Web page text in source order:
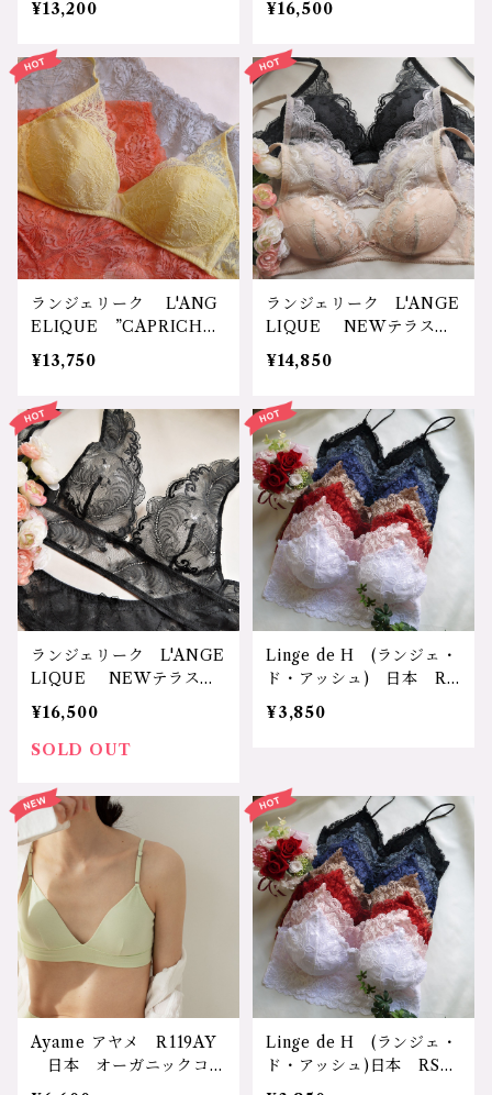
ス 花柄 可愛い セクシ
ー 軽い 自然なバスト
機能性 実用性 安心 体
に優しい 締め付けない
リラックス 30代 40
代 50代 60代 ナイト
ブラ レースブラ ロー
ズ ミント パープル プ
レゼント ノンワイヤーノ
ンパテットブラ LICA87
4 サイズ：M.L カラ
ー：1.ﾌｫｷﾞｰﾛｰｽﾞ 2.ﾐﾝﾄｸﾞ
ﾘｰﾝ 3.ｼｬﾙﾄﾞﾝ 価格：13
200円（送料無料）
¥13,200
レース 高級 ソフト 軽
い 美しい 安心 可愛
い 花柄 誕生日 プレゼ
ント 20代ー70代 デイ
リー使用 ベージュ、カー
キ、モスグリーン ノンワ
イヤーブラ LIBA765 サ
イズ：M,Ｌ,XL カラ
ー：1.ペールベージュ 2.
カーキ 3.モスグリーン
価格：16500円（送料無
料）
¥16,500
ランジェリーク L'ANG
ELIQUE ”CAPRICHO
SA"（気まぐれな）日本
ストレッチレース 花柄
コットン 軽い着け心地
バストに優しい 自然 リ
ラックス 寝る時ブラ ソ
フトブラ 20代 30代
40代 50代 60代 70
代 可愛い 美しいバス
ト デイリー使用 グレ
ー イエロー レッド パ
ッド付きノンワイヤーブ
ラ LIAA757 サイズ：M
サイズ、Lサイズ カラ
ー：1.ライトグレー 2.レ
モンイエロー 3.アプリコ
料無料）
¥13,750
ランジェリーク L'ANGE
LIQUE NEWテラスシ
リーズ Terrace NEW
DESIGN 日本 綿混素
材使用 リバーレース 締
め付け軽減 脇肉流れ防
止 寝る時ブラ 授乳ブ
ラ 乳癌術後ブラ 軽い
ノンワイヤーブラ トライ
アングルブラ パット付三
角ブラ LITA727 サイ
ズ：M・Ｌｻｲｽﾞ カラ
ー：１.ﾊﾟｳﾀﾞｰﾋﾟﾝｸ ２.ｸﾘ
ｰﾑ ３.ﾐｯﾄﾞﾅｲﾄｸﾞﾚｰ 価
格：14850円（送料無料）
¥14,850
ランジェリーク L'ANGE
LIQUE NEWテラスシ
リーズ Terrace NEW
DESIGN 日本 リバー
レース オールレース 締
心地 寝る時ブラ 軽い
肩ズレしにくい 可愛い
セクシーな魅力 ソフトブ
ラ ノンワイヤーブラ ト
ライアングルブラ ノンパ
テット三角ブラ LITA82
7 サイズ：M・Ｌｻｲｽﾞ
カラー：１.ﾊﾟｳﾀﾞｰﾋﾟﾝｸ
２.ｸﾘｰﾑ ３.ﾐｯﾄﾞﾅｲﾄｸﾞﾚｰ
価格：16500円（送料無
料）
¥16,500
SOLD OUT
Linge de H (ランジェ・
ド・アッシュ) 日本 RS
712 "RSシリーズ” 総ス
トレッチレースパテット付
1.ホワイト、2.ピンク、3.
モカ、4.レッド、5.ネイビ
ー、6.ユーログレー、7.ブ
ラック 価格：3850円
（送料無料）
¥3,850
Ayame アヤメ R119AY
日本 オーガニックコッ
トン使用 パット付トライ
Linge de H (ランジェ・
ド・アッシュ)日本 RS71
2 総レースパット付ソフ